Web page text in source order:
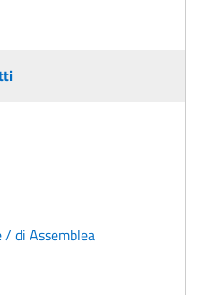
/ di Assemblea